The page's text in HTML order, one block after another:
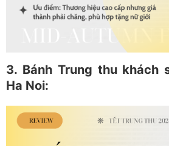
3. Bánh Trung thu khách
Ha Noi: